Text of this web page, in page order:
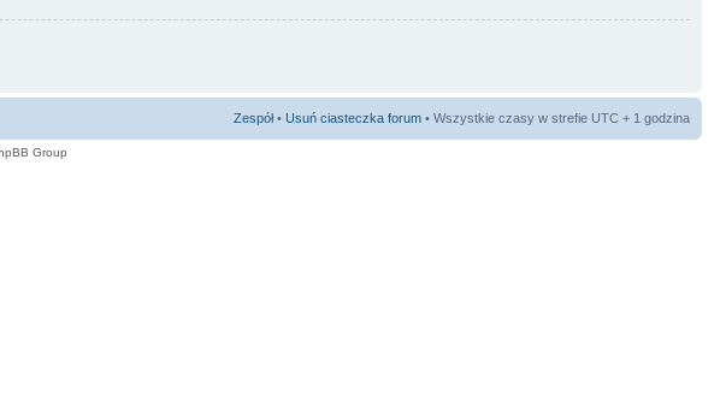
Zespół• Usuń ciasteczka forum • Wszystkie czasy w strefie UTC + 1 godzina
Group